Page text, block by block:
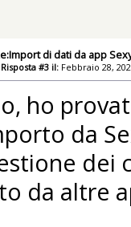
di dati da app
Risposta #3 il: Febbraio 28,
ho
da
dei
da altre